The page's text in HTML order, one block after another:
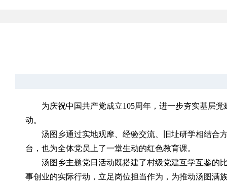
为庆祝中国共产党成立105周年，进一步夯实基层
动。
汤图乡通过实地观摩、经验交流、旧址研学相结合
台，也为全体党员上了一堂生动的红色教育课。
汤图乡主题党日活动既搭建了村级党建互学互鉴的
事创业的实际行动，立足岗位担当作为，为推动汤图满